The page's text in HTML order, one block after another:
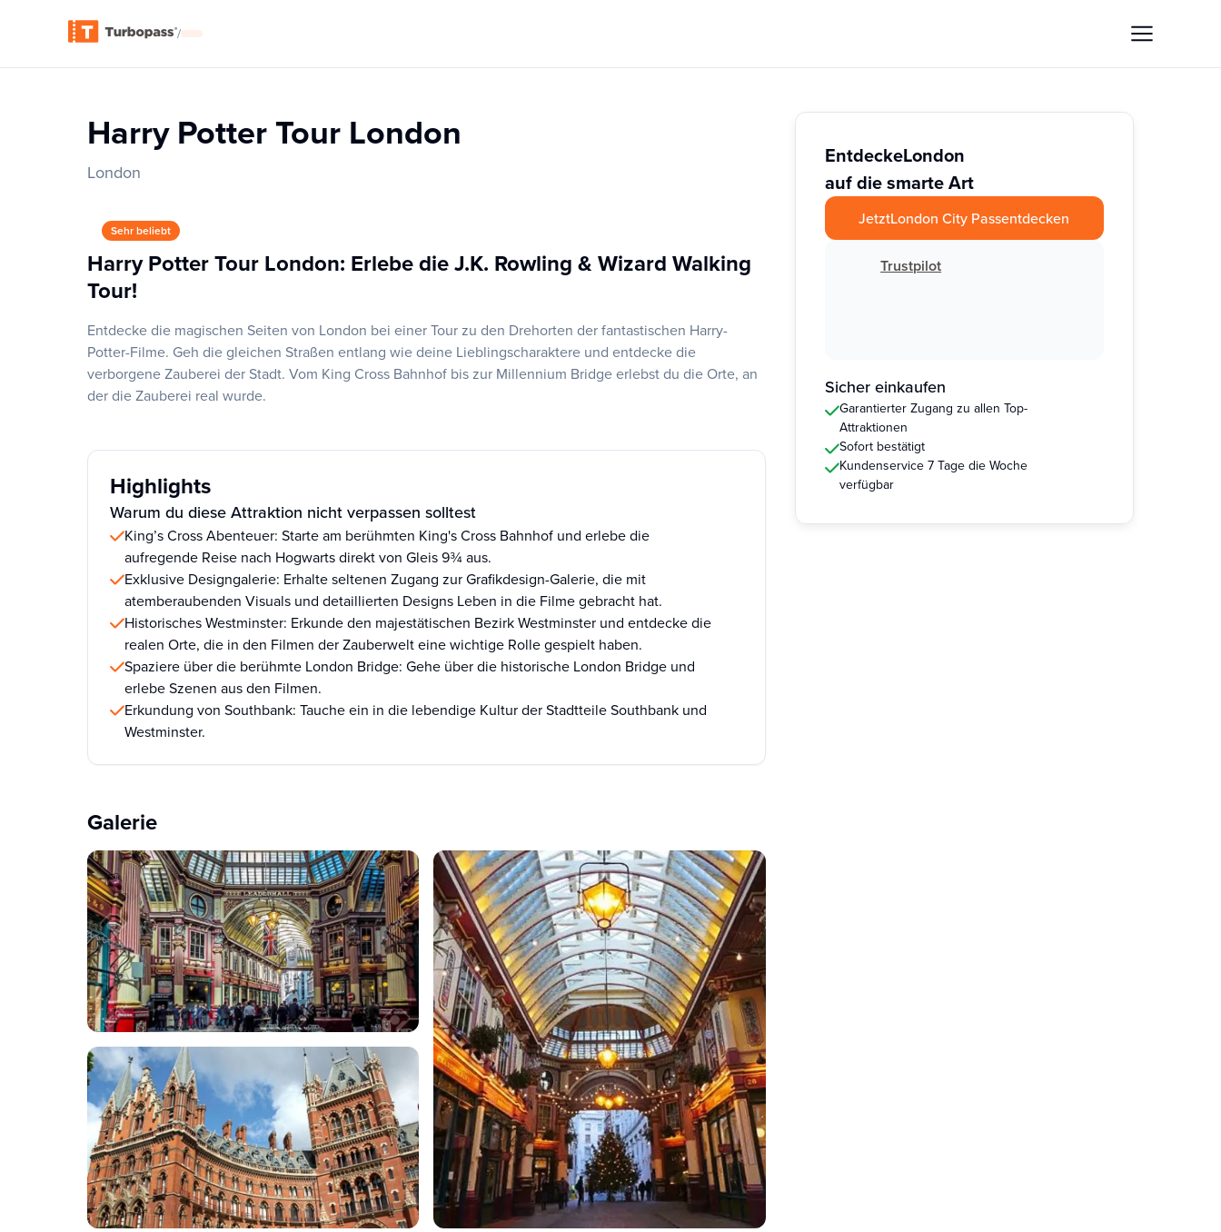
/
Harry Potter Tour London
London
Sehr beliebt
Harry Potter Tour London: Erlebe die J.K. Rowling & Wizard Walking
Tour!
Entdecke die magischen Seiten von London bei einer Tour zu den Drehorten der fantastischen Harry-
Potter-Filme. Geh die gleichen Straßen entlang wie deine Lieblingscharaktere und entdecke die
verborgene Zauberei der Stadt. Vom King Cross Bahnhof bis zur Millennium Bridge erlebst du die Orte, an
der die Zauberei real wurde.
Highlights
Warum du diese Attraktion nicht verpassen solltest
King’s Cross Abenteuer: Starte am berühmten King's Cross Bahnhof und erlebe die
aufregende Reise nach Hogwarts direkt von Gleis 9¾ aus.
Exklusive Designgalerie: Erhalte seltenen Zugang zur Grafikdesign-Galerie, die mit
atemberaubenden Visuals und detaillierten Designs Leben in die Filme gebracht hat.
Historisches Westminster: Erkunde den majestätischen Bezirk Westminster und entdecke die
realen Orte, die in den Filmen der Zauberwelt eine wichtige Rolle gespielt haben.
Spaziere über die berühmte London Bridge: Gehe über die historische London Bridge und
erlebe Szenen aus den Filmen.
Erkundung von Southbank: Tauche ein in die lebendige Kultur der Stadtteile Southbank und
Westminster.
Galerie
EntdeckeLondon
auf die smarte Art
JetztLondon City Passentdecken
Trustpilot
Sicher einkaufen
Garantierter Zugang zu allen Top-
Attraktionen
Sofort bestätigt
Kundenservice 7 Tage die Woche
verfügbar